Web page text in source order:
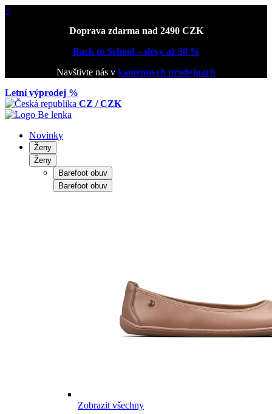
×
Doprava zdarma nad 2490 CZK
Back to School – slevy až 30 %
Navštivte nás v kamenných prodejnách
Letní výprodej %
CZ / CZK
Novinky
Ženy
Ženy
Barefoot obuv
Barefoot obuv
Zobrazit všechny